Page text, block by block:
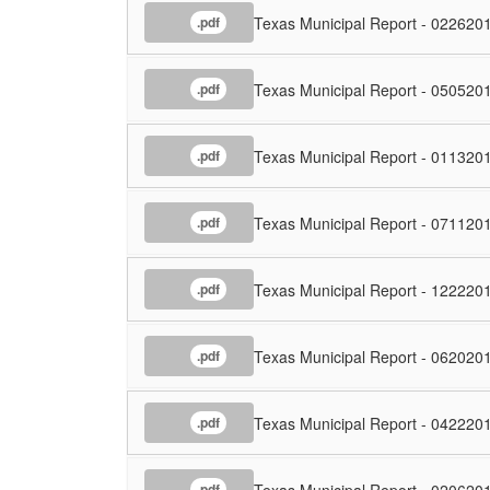
.pdf Texas Municipal Report -
.pdf Texas Municipal Report -
.pdf Texas Municipal Report -
.pdf Texas Municipal Report -
.pdf Texas Municipal Report -
.pdf Texas Municipal Report -
.pdf Texas Municipal Report -